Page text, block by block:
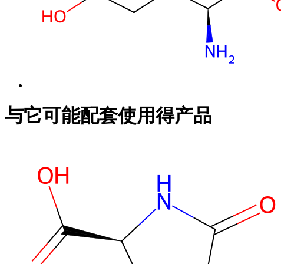
与它可能配套使用得产品